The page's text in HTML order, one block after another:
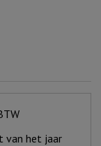
van het jaar